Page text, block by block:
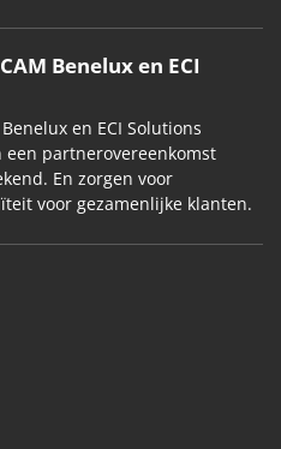
Benelux en ECI
en ECI Solutions
een partnerovereenkomst
En zorgen voor
voor gezamenlijke klanten.